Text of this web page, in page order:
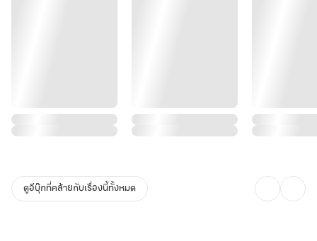
ดูอีบุ๊กที่คล้ายกับเรื่องนี้ทั้งหมด